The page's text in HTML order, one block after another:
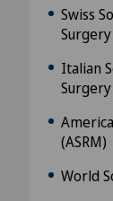
Swiss
Surgery
Italian
Surgery
(ASRM)
World